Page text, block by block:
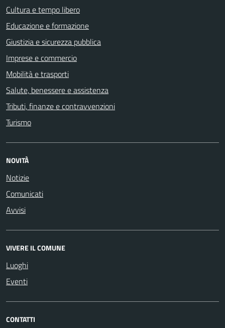
Cultura e tempo libero
Educazione e formazione
Giustizia e sicurezza pubblica
Imprese e commercio
Mobilità e trasporti
Salute, benessere e assistenza
Tributi, finanze e contravvenzioni
Turismo
NOVITÀ
Notizie
Comunicati
Avvisi
VIVERE IL COMUNE
Luoghi
Eventi
CONTATTI